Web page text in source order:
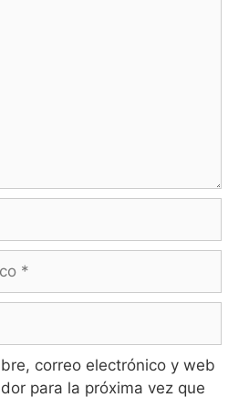
correo electrónico y web
para la próxima vez que